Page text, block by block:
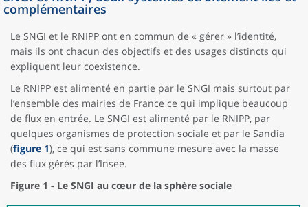
complémentaires
Le SNGI et le RNIPP ont en commun de « gérer » l’identité,
mais ils ont chacun des objectifs et des usages distincts qui
expliquent leur coexistence.
Le RNIPP est alimenté en partie par le SNGI mais surtout par
l’ensemble des mairies de France ce qui implique beaucoup
de flux en entrée. Le SNGI est alimenté par le RNIPP, par
quelques organismes de protection sociale et par le Sandia
(figure 1), ce qui est sans commune mesure avec la masse
des flux gérés par l’Insee.
Figure 1 - Le SNGI au cœur de la sphère sociale